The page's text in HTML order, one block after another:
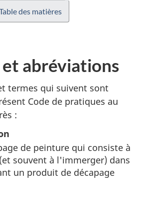
des matières
et abréviations
termes qui suivent sont
Code de pratiques au
:
de peinture qui consiste à
souvent à l'immerger) dans
un produit de décapage